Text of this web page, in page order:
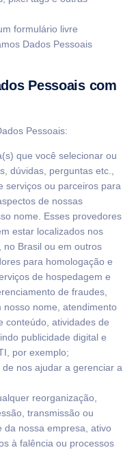
formulário livre
Dados Pessoais
Pessoais com
Pessoais:
que você selecionar ou
dúvidas, perguntas etc.,
serviços ou parceiros para
de nossas
nome. Esses provedores
estar localizados nos
no Brasil ou em outros
para homologação e
de hospedagem e
de fraudes,
nome, atendimento
conteúdo, atividades de
publicidade digital e
por exemplo;
nos ajudar a gerenciar a
reorganização,
transmissão ou
da nossa empresa, ativo
à falência ou processos